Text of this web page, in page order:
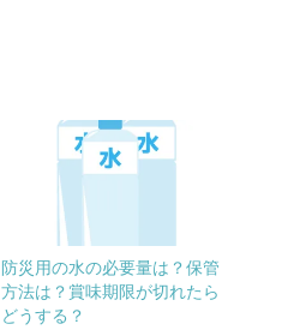
防災用の水の必要量は？保管
方法は？賞味期限が切れたら
どうする？